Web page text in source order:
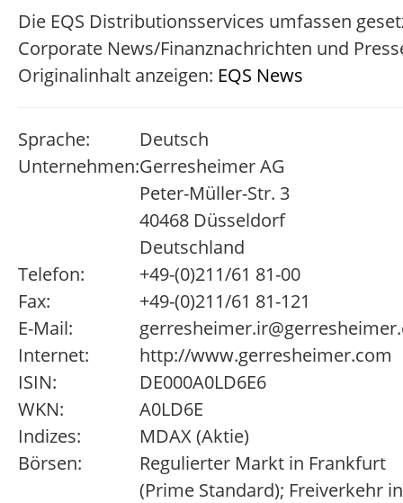
Die EQS Distributionsservices umfassen
Corporate News/Finanznachrichten und
Originalinhalt anzeigen: EQS News
Sprache:
Deutsch
Unternehmen:Gerresheimer AG
Peter-Müller-Str. 3
40468 Düsseldorf
Deutschland
Telefon:
+49-(0)211/61 81-00
Fax:
+49-(0)211/61 81-121
E-Mail:
Internet:
http://www.gerresheimer.com
ISIN:
DE000A0LD6E6
WKN:
A0LD6E
Indizes:
MDAX (Aktie)
Börsen:
Regulierter Markt in Frankfurt
(Prime Standard); Freiverkehr in